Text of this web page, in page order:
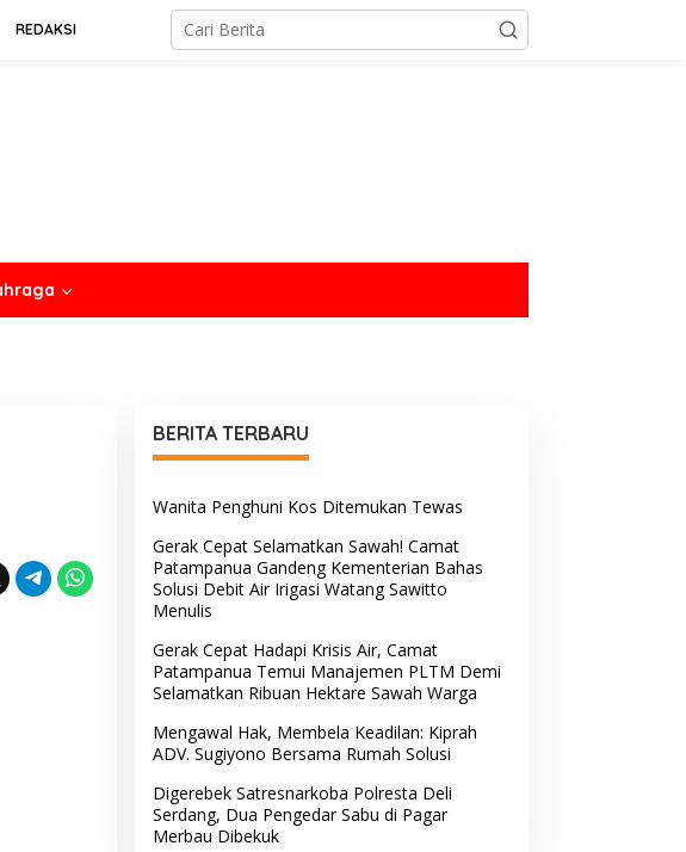
REDAKSI
BERITA TERBARU
Wanita Penghuni Kos Ditemukan Tewas
Gerak Cepat Selamatkan Sawah! Camat
Patampanua Gandeng Kementerian Bahas
Solusi Debit Air Irigasi Watang Sawitto
Menulis
Gerak Cepat Hadapi Krisis Air, Camat
Patampanua Temui Manajemen PLTM Demi
Selamatkan Ribuan Hektare Sawah Warga
Mengawal Hak, Membela Keadilan: Kiprah
ADV. Sugiyono Bersama Rumah Solusi
Digerebek Satresnarkoba Polresta Deli
Serdang, Dua Pengedar Sabu di Pagar
Merbau Dibekuk